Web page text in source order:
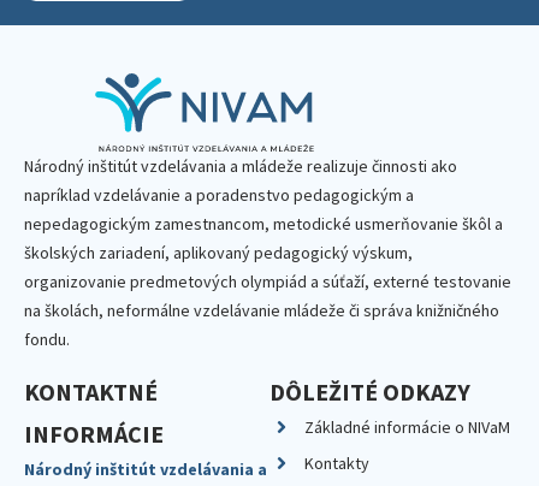
Národný inštitút vzdelávania a mládeže realizuje činnosti ako
napríklad vzdelávanie a poradenstvo pedagogickým a
nepedagogickým zamestnancom, metodické usmerňovanie škôl a
školských zariadení, aplikovaný pedagogický výskum,
organizovanie predmetových olympiád a súťaží, externé testovanie
na školách, neformálne vzdelávanie mládeže či správa knižničného
fondu.
KONTAKTNÉ
INFORMÁCIE
Národný inštitút vzdelávania a
DÔLEŽITÉ ODKAZY
Základné informácie o NIVaM
Kontakty